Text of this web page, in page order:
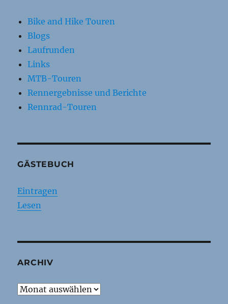
Bike and Hike Touren
Blogs
Laufrunden
Links
MTB-Touren
Rennergebnisse und Berichte
Rennrad-Touren
GÄSTEBUCH
Eintragen
Lesen
ARCHIV
Archiv